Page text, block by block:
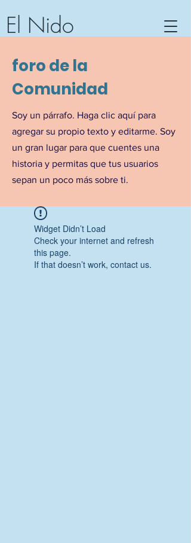
El Nido
Comunitario
Barra de Potosí, Guerrero,
foro de la
Comunidad
Soy un párrafo. Haga clic aquí para
agregar su propio texto y editarme. Soy
un gran lugar para que cuentes una
historia y permitas que tus usuarios
sepan un poco más sobre ti.
Widget Didn’t Load
Check your internet and refresh
this page.
If that doesn’t work, contact us.